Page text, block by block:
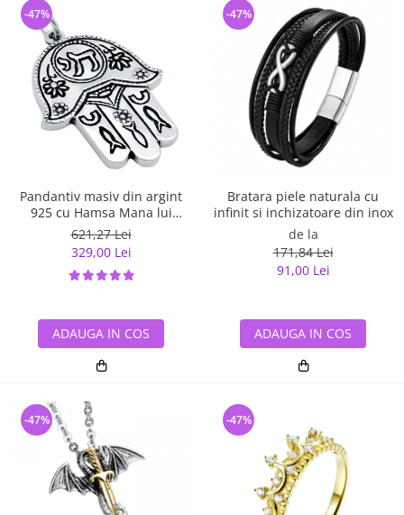
Pandantiv masiv din argint
925 cu Hamsa Mana lui
Fatima
621,27 Lei
329,00 Lei
-47%
ADAUGA IN COS
Bratara piele naturala cu
infinit si inchizatoare din inox
de la
171,84 Lei
91,00 Lei
-47%
ADAUGA IN COS
-47% -47%